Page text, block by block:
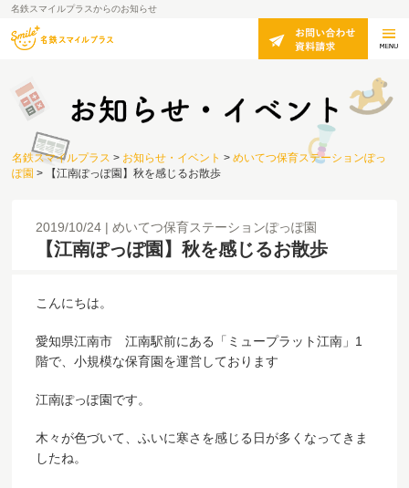
名鉄スマイルプラスからのお知らせ
名鉄スマイルプラス > お知らせ・イベント > めいてつ保育ステーションぽっ
ぽ園 > 【江南ぽっぽ園】秋を感じるお散歩
2019/10/24 めいてつ保育ステーションぽっぽ園
【江南ぽっぽ園】秋を感じるお散歩
こんにちは。
愛知県江南市 江南駅前にある「ミュープラット江南」1
階で、小規模な保育園を運営しております
江南ぽっぽ園です。
木々が色づいて、ふいに寒さを感じる日が多くなってきま
したね。